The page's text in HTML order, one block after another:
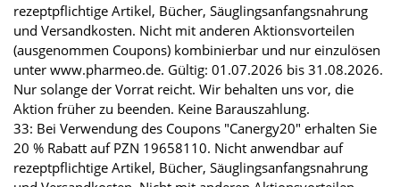
rezeptpflichtige Artikel, Bücher, Säuglingsanfangsnahrung
und Versandkosten. Nicht mit anderen Aktionsvorteilen
(ausgenommen Coupons) kombinierbar und nur einzulösen
unter www.pharmeo.de. Gültig: 01.07.2026 bis 31.08.2026.
Nur solange der Vorrat reicht. Wir behalten uns vor, die
Aktion früher zu beenden. Keine Barauszahlung.
33: Bei Verwendung des Coupons "Canergy20" erhalten Sie
20 % Rabatt auf PZN 19658110. Nicht anwendbar auf
rezeptpflichtige Artikel, Bücher, Säuglingsanfangsnahrung